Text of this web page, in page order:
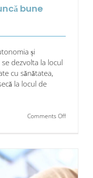
bune
și
dezvolta la locul
cu sănătatea,
la locul de
Comments Offon
bune